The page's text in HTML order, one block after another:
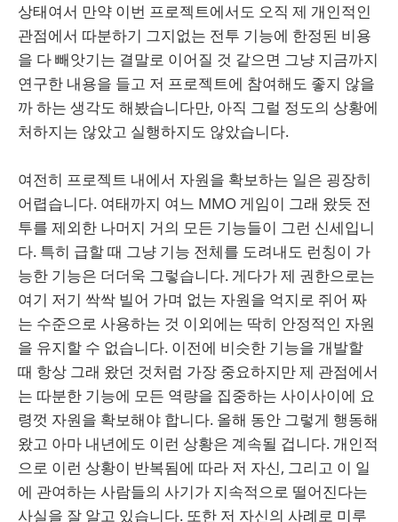
상태여서 만약 이번 프로젝트에서도 오직 제 개인적인
관점에서 따분하기 그지없는 전투 기능에 한정된 비용
을 다 빼앗기는 결말로 이어질 것 같으면 그냥 지금까지
연구한 내용을 들고 저 프로젝트에 참여해도 좋지 않을
까 하는 생각도 해봤습니다만, 아직 그럴 정도의 상황에
처하지는 않았고 실행하지도 않았습니다.
여전히 프로젝트 내에서 자원을 확보하는 일은 굉장히
어렵습니다. 여태까지 여느 MMO 게임이 그래 왔듯 전
투를 제외한 나머지 거의 모든 기능들이 그런 신세입니
다. 특히 급할 때 그냥 기능 전체를 도려내도 런칭이 가
능한 기능은 더더욱 그렇습니다. 게다가 제 권한으로는
여기 저기 싹싹 빌어 가며 없는 자원을 억지로 쥐어 짜
는 수준으로 사용하는 것 이외에는 딱히 안정적인 자원
을 유지할 수 없습니다. 이전에 비슷한 기능을 개발할
때 항상 그래 왔던 것처럼 가장 중요하지만 제 관점에서
는 따분한 기능에 모든 역량을 집중하는 사이사이에 요
령껏 자원을 확보해야 합니다. 올해 동안 그렇게 행동해
왔고 아마 내년에도 이런 상황은 계속될 겁니다. 개인적
으로 이런 상황이 반복됨에 따라 저 자신, 그리고 이 일
에 관여하는 사람들의 사기가 지속적으로 떨어진다는
사실을 잘 알고 있습니다. 또한 저 자신의 사례로 미루